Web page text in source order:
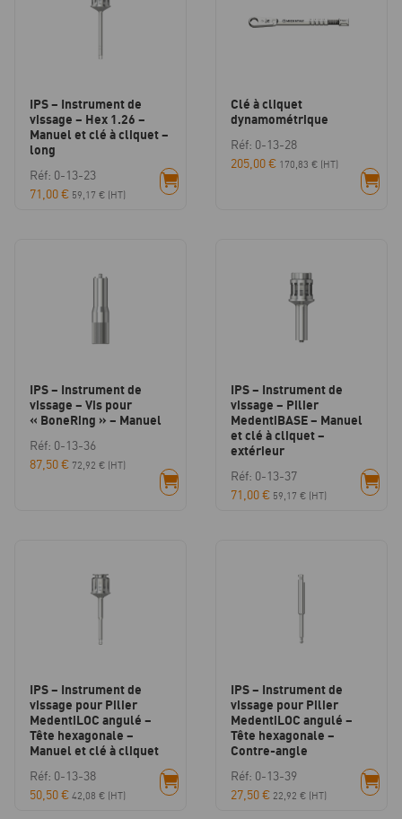
IPS – Instrument de
vissage – Hex 1.26 –
Manuel et clé à cliquet –
long
Réf: 0-13-23
71,00€ 59,17 € (HT)
Clé à cliquet
dynamométrique
Réf: 0-13-28
205,00€ 170,83 € (HT)
IPS – Instrument de
vissage – Vis pour
« BoneRing » – Manuel
Réf: 0-13-36
87,50€ 72,92 € (HT)
IPS – Instrument de
vissage – Pilier
MedentiBASE – Manuel
et clé à cliquet –
extérieur
Réf: 0-13-37
71,00€ 59,17 € (HT)
IPS – Instrument de
vissage pour Pilier
MedentiLOC angulé –
Tête hexagonale –
Manuel et clé à cliquet
Réf: 0-13-38
50,50€ 42,08 € (HT)
IPS – Instrument de
vissage pour Pilier
MedentiLOC angulé –
Tête hexagonale –
Contre-angle
Réf: 0-13-39
27,50€ 22,92 € (HT)